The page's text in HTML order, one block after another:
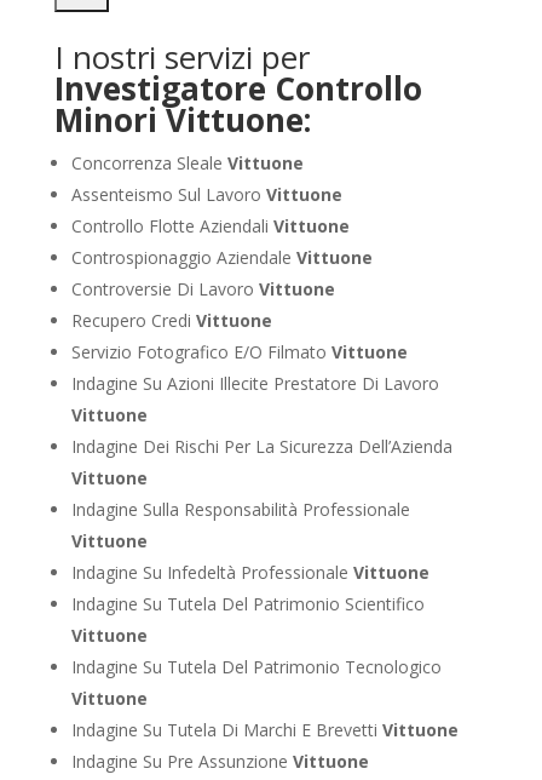
I nostri servizi per
Investigatore Controllo
Minori Vittuone:
Concorrenza Sleale Vittuone
Assenteismo Sul Lavoro Vittuone
Controllo Flotte Aziendali Vittuone
Controspionaggio Aziendale Vittuone
Controversie Di Lavoro Vittuone
Recupero Credi Vittuone
Servizio Fotografico E/O Filmato Vittuone
Indagine Su Azioni Illecite Prestatore Di Lavoro
Vittuone
Indagine Dei Rischi Per La Sicurezza Dell’Azienda
Vittuone
Indagine Sulla Responsabilità Professionale
Vittuone
Indagine Su Infedeltà Professionale Vittuone
Indagine Su Tutela Del Patrimonio Scientifico
Vittuone
Indagine Su Tutela Del Patrimonio Tecnologico
Vittuone
Indagine Su Tutela Di Marchi E Brevetti Vittuone
Indagine Su Pre Assunzione Vittuone